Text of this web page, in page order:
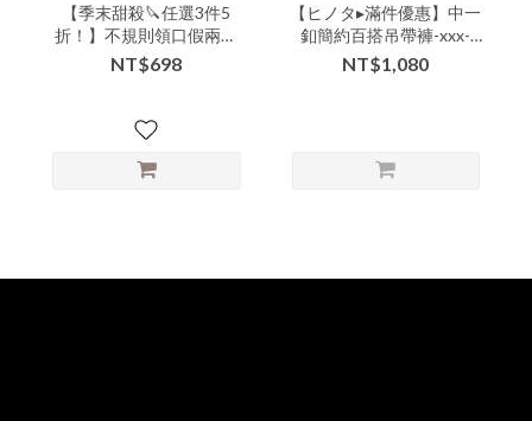
【季末甜殺🔪任選3件5
折！】不規則領口假兩件
內搭外穿短版長袖上衣-
ccc-110319▶【本特惠恕
受的美女再下單💗】
NT$698
【ヒノタ▸滿件優惠】中一
釦簡約百搭吊帶褲-xxx-
309313▶
NT$1,080